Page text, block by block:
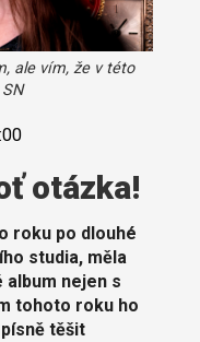
ale vím, že v této
otázka!
roku po dlouhé
studia, měla
nejen s
tohoto roku ho
těšit